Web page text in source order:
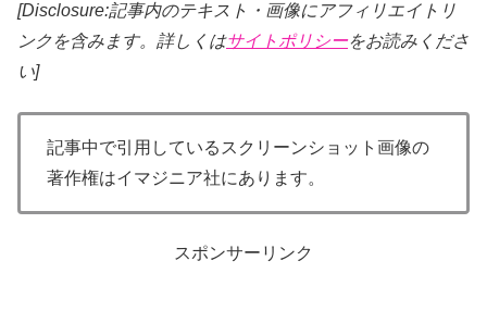
[Disclosure:記事内のテキスト・画像にアフィリエイトリ
ンクを含みます。詳しくはサイトポリシーをお読みくださ
い]
記事中で引用しているスクリーンショット画像の
著作権はイマジニア社にあります。
スポンサーリンク